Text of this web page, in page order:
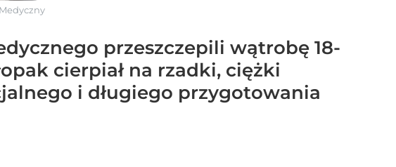
przeszczepili wątrobę 18-
cierpiał na rzadki, ciężki
i długiego przygotowania